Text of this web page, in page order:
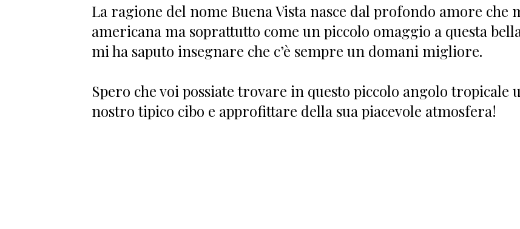
La ragione del nome Buena Vista nasce dal profondo amore
americana ma soprattutto come un piccolo omaggio a questa
mi ha saputo insegnare che c’è sempre un domani migliore.
Spero che voi possiate trovare in questo piccolo angolo
nostro tipico cibo e approfittare della sua piacevole atmosfera!